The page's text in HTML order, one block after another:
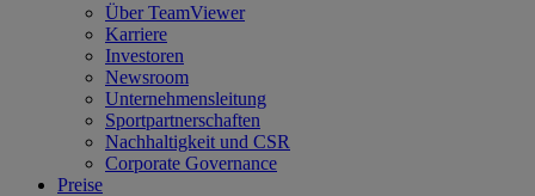
Über TeamViewer
Karriere
Investoren
Newsroom
Unternehmensleitung
Sportpartnerschaften
Nachhaltigkeit und CSR
Corporate Governance
Preise